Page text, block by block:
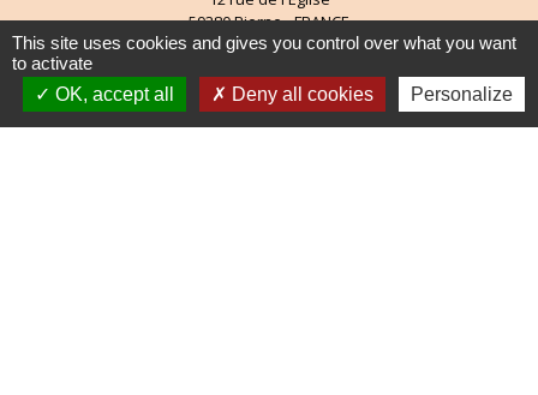
59380 Bierne - FRANCE
+33 3 28 68 26 66
Contact par formulaire
This site uses cookies and gives you control over what you want
to activate
OK, accept all
Deny all cookies Personalize